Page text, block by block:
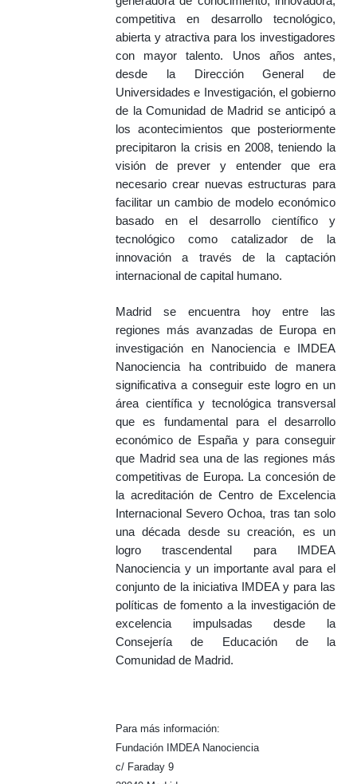
competitiva en desarrollo tecnológico,
abierta y atractiva para los investigadores
con mayor talento. Unos años antes,
desde la Dirección General de
Universidades e Investigación, el gobierno
de la Comunidad de Madrid se anticipó a
los acontecimientos que posteriormente
precipitaron la crisis en 2008, teniendo la
visión de prever y entender que era
necesario crear nuevas estructuras para
facilitar un cambio de modelo económico
basado en el desarrollo científico y
tecnológico como catalizador de la
innovación a través de la captación
internacional de capital humano.
Madrid se encuentra hoy entre las
regiones más avanzadas de Europa en
investigación en Nanociencia e IMDEA
Nanociencia ha contribuido de manera
significativa a conseguir este logro en un
área científica y tecnológica transversal
que es fundamental para el desarrollo
económico de España y para conseguir
que Madrid sea una de las regiones más
competitivas de Europa. La concesión de
la acreditación de Centro de Excelencia
Internacional Severo Ochoa, tras tan solo
una década desde su creación, es un
logro trascendental para IMDEA
Nanociencia y un importante aval para el
conjunto de la iniciativa IMDEA y para las
políticas de fomento a la investigación de
excelencia impulsadas desde la
Consejería de Educación de la
Comunidad de Madrid.
Para más información:
Fundación IMDEA Nanociencia
c/ Faraday 9